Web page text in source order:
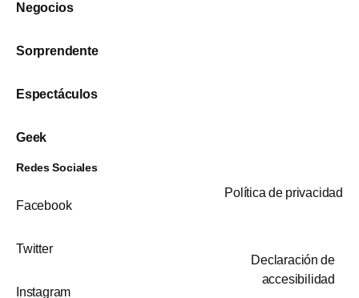
Negocios
Sorprendente
Espectáculos
Geek
Redes Sociales
Facebook
Twitter
Instagram
Política de privacidad
Declaración de
accesibilidad